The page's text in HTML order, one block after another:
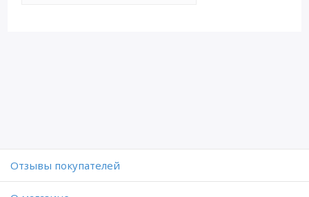
Отзывы покупателей